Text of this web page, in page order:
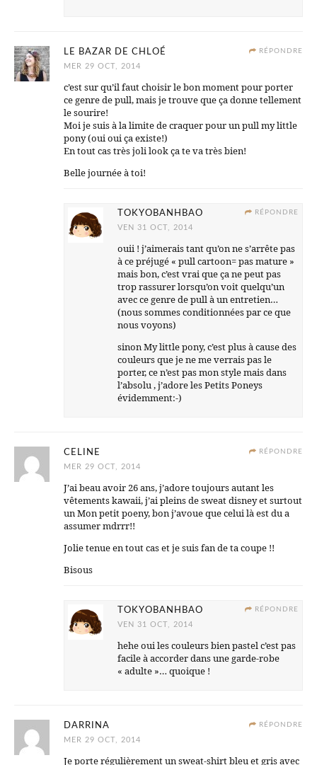
RÉPONDRE
LE BAZAR DE CHLOÉ
MER 29 OCT, 2014
c’est sur qu’il faut choisir le bon moment pour porter
ce genre de pull, mais je trouve que ça donne tellement
le sourire!
Moi je suis à la limite de craquer pour un pull my little
pony (oui oui ça existe!)
En tout cas très joli look ça te va très bien!
Belle journée à toi!
RÉPONDRE
TOKYOBANHBAO
VEN 31 OCT, 2014
ouii ! j’aimerais tant qu’on ne s’arrête pas
à ce préjugé « pull cartoon= pas mature »
mais bon, c’est vrai que ça ne peut pas
trop rassurer lorsqu’on voit quelqu’un
avec ce genre de pull à un entretien…
(nous sommes conditionnées par ce que
nous voyons)
sinon My little pony, c’est plus à cause des
couleurs que je ne me verrais pas le
porter, ce n’est pas mon style mais dans
l’absolu , j’adore les Petits Poneys
évidemment:-)
RÉPONDRE
CELINE
MER 29 OCT, 2014
J’ai beau avoir 26 ans, j’adore toujours autant les
vêtements kawaii, j’ai pleins de sweat disney et surtout
un Mon petit poeny, bon j’avoue que celui là est du a
assumer mdrrr!!
Jolie tenue en tout cas et je suis fan de ta coupe !!
Bisous
RÉPONDRE
TOKYOBANHBAO
VEN 31 OCT, 2014
hehe oui les couleurs bien pastel c’est pas
facile à accorder dans une garde-robe
« adulte »… quoique !
RÉPONDRE
DARRINA
MER 29 OCT, 2014
Je porte régulièrement un sweat-shirt bleu et gris avec